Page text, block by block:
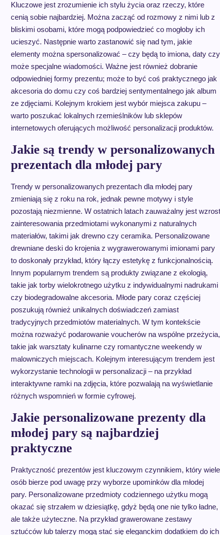
Kluczowe jest zrozumienie ich stylu życia oraz rzeczy, które
cenią sobie najbardziej. Można zacząć od rozmowy z nimi lub z
bliskimi osobami, które mogą podpowiedzieć co mogłoby ich
ucieszyć. Następnie warto zastanowić się nad tym, jakie
elementy można spersonalizować – czy będą to imiona, daty czy
może specjalne wiadomości. Ważne jest również dobranie
odpowiedniej formy prezentu; może to być coś praktycznego jak
akcesoria do domu czy coś bardziej sentymentalnego jak album
ze zdjęciami. Kolejnym krokiem jest wybór miejsca zakupu –
warto poszukać lokalnych rzemieślników lub sklepów
internetowych oferujących możliwość personalizacji produktów.
Jakie są trendy w personalizowanych
prezentach dla młodej pary
Trendy w personalizowanych prezentach dla młodej pary
zmieniają się z roku na rok, jednak pewne motywy i style
pozostają niezmienne. W ostatnich latach zauważalny jest wzrost
zainteresowania przedmiotami wykonanymi z naturalnych
materiałów, takimi jak drewno czy ceramika. Personalizowane
drewniane deski do krojenia z wygrawerowanymi imionami pary
to doskonały przykład, który łączy estetykę z funkcjonalnością.
Innym popularnym trendem są produkty związane z ekologią,
takie jak torby wielokrotnego użytku z indywidualnymi nadrukami
czy biodegradowalne akcesoria. Młode pary coraz częściej
poszukują również unikalnych doświadczeń zamiast
tradycyjnych przedmiotów materialnych. W tym kontekście
można rozważyć podarowanie voucherów na wspólne przeżycia,
takie jak warsztaty kulinarne czy romantyczne weekendy w
malowniczych miejscach. Kolejnym interesującym trendem jest
wykorzystanie technologii w personalizacji – na przykład
interaktywne ramki na zdjęcia, które pozwalają na wyświetlanie
różnych wspomnień w formie cyfrowej.
Jakie personalizowane prezenty dla
młodej pary są najbardziej
praktyczne
Praktyczność prezentów jest kluczowym czynnikiem, który wiele
osób bierze pod uwagę przy wyborze upominków dla młodej
pary. Personalizowane przedmioty codziennego użytku mogą
okazać się strzałem w dziesiątkę, gdyż będą one nie tylko ładne,
ale także użyteczne. Na przykład grawerowane zestawy
sztućców lub talerzy mogą stać się eleganckim dodatkiem do ich